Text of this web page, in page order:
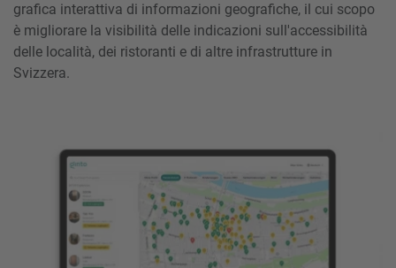
grafica interattiva di informazioni geografiche, il cui scopo
è migliorare la visibilità delle indicazioni sull'accessibilità
delle località, dei ristoranti e di altre infrastrutture in
Svizzera.